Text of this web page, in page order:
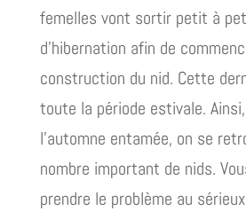
femelles vont sortir petit à
d’hibernation afin de
construction du nid. Cette
toute la période estivale.
l’automne entamée, on se
nombre important de nids.
prendre le problème au